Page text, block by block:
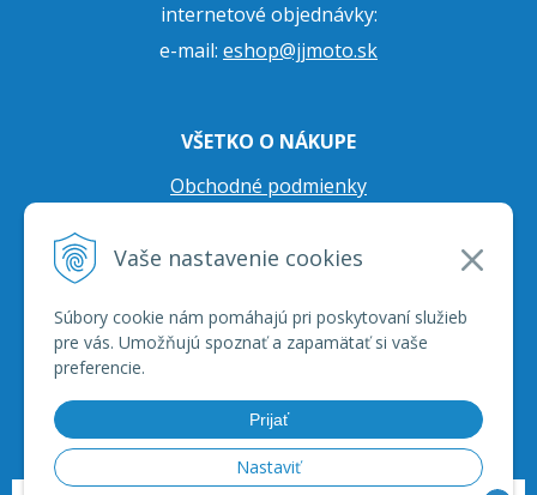
Vaše nastavenie cookies
Súbory cookie nám pomáhajú pri poskytovaní služieb
pre vás. Umožňujú spoznať a zapamätať si vaše
preferencie.
Prijať
Nastaviť
internetové objednávky:
e-mail: eshop@jjmoto.sk
VŠETKO O NÁKUPE
Obchodné podmienky
Prepravné podmienky